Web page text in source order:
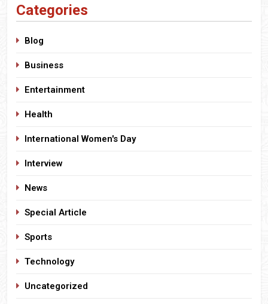
Categories
Blog
Business
Entertainment
Health
International Women's Day
Interview
News
Special Article
Sports
Technology
Uncategorized